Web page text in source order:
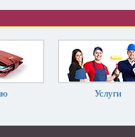
Услуги